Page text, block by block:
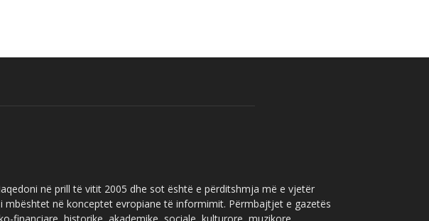
në prill të vitit 2005 dhe sot është e përditshmja më e vjetër
në konceptet evropiane të informimit. Përmbajtjet e gazetës